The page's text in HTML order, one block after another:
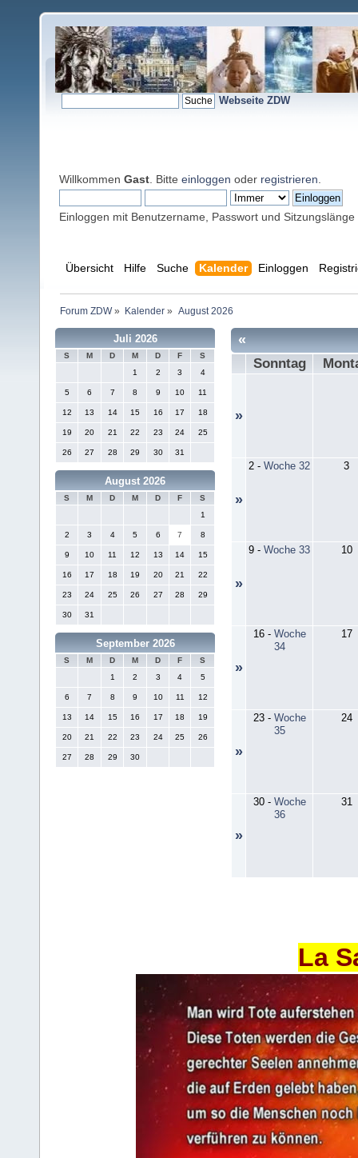
Webseite ZDW
Willkommen Gast . Bitte einloggen oder registrieren
Einloggen mit Benutzername, Passwort und Sitzungslänge
Übersicht Hilfe Suche Kalender Einloggen
Forum ZDW» Kalender » August 2026
Juli 2026
S M D M D F
S
1
2 3 4
5 6 7 8 9 10 11
12 13 14 15 16 17 18
19 20 21 22 23 24 25
26 27 28 29 30 31
August 2026
S M D M D F
S
1
2 3 4 5 6 7 8
9 10 11 12 13 14 15
16 17 18 19 20 21 22
23 24 25 26 27 28 29
30 31
September 2026
S M D M D F
S
1
2 3 4 5
6 7 8 9 10 11 12
13 14 15 16 17 18 19
20 21 22 23 24 25 26
27 28 29 30
«
Sonntag
»
»
2 - Woche 32 3
»
9 - Woche 33 10
»
16- Woche
34
17
»
23- Woche
35
24
»
30- Woche
36
31
La